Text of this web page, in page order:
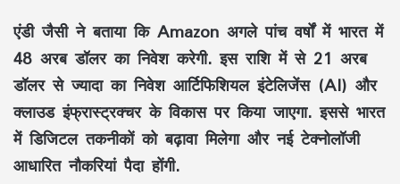
एंडी जैसी ने बताया कि Amazon अगले पांच वर्षों में भारत में
48 अरब डॉलर का निवेश करेगी. इस राशि में से 21 अरब
डॉलर से ज्यादा का निवेश आर्टिफिशियल इंटेलिजेंस (AI) और
क्लाउड इंफ्रास्ट्रक्चर के विकास पर किया जाएगा. इससे भारत
में डिजिटल तकनीकों को बढ़ावा मिलेगा और नई टेक्नोलॉजी
आधारित नौकरियां पैदा होंगी.